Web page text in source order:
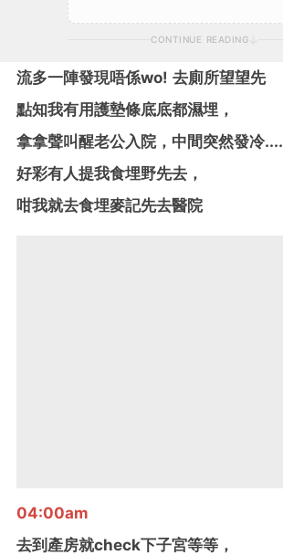
CONTINUE READING
流多一陣發現唔係wo! 去廁所望望先
點知我有用護墊條底底都濕埋，
拿拿聲叫醒老公入院，中間突然發冷....
好彩有人提我食埋野先去，
咁我就去食埋麥記先去醫院
04:00am
去到產房就check下子宮等等，